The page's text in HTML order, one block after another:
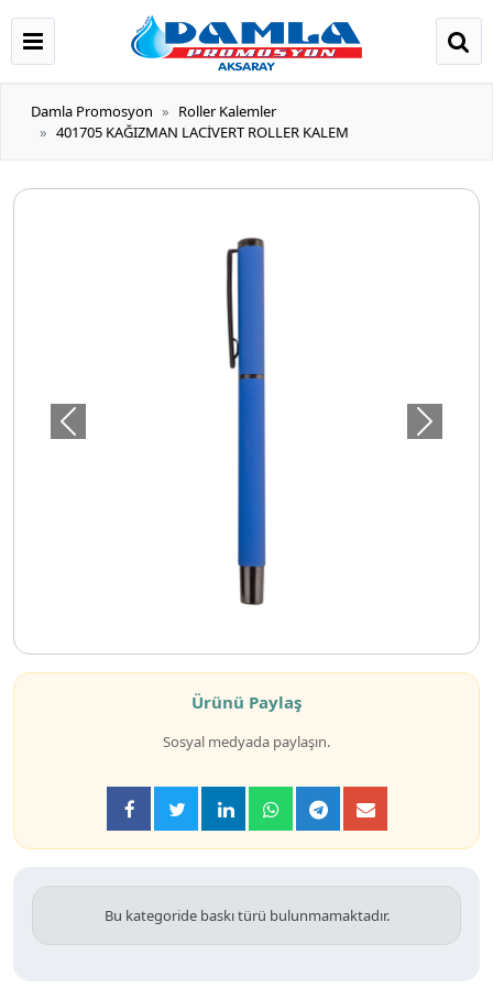
Damla Promosyon
Roller Kalemler
401705 KAĞIZMAN LACİVERT ROLLER KALEM
Önceki Sonraki
Ürünü Paylaş
Sosyal medyada paylaşın.
Bu kategoride baskı türü bulunmamaktadır.